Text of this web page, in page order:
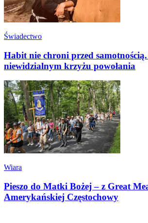
Świadectwo
Habit nie chroni przed
niewidzialnym krzyżu powołania
Wiara
Pieszo do Matki Bożej – z Great
Amerykańskiej Częstochowy